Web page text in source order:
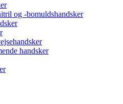
og -bomuldshandsker
handsker